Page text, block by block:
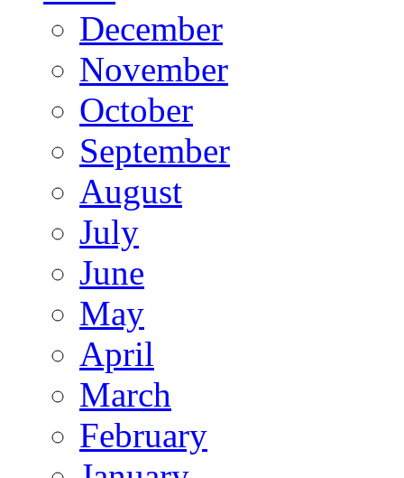
December
November
October
September
August
July
June
May
April
March
February